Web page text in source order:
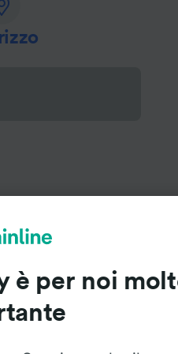
Sesto
è per noi